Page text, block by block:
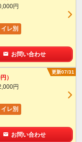
円
レ別
お問い合わせ
更新07/31
）
円
レ別
お問い合わせ